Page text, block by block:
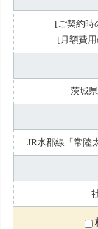
[ご契約時
[月額費
茨城
JR水郡線「常陸